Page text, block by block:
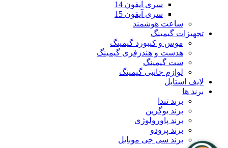
سری آیفون 14
سری آیفون 15
ساعت هوشمند
تجهیزات گیمینگ
موس و کیبورد گیمینگ
هدست و هندزفری گیمینگ
ست گیمینگ
لوازم جانبی گیمینگ
لایف استایل
برند ها
برند تندا
برند یوگرین
برند پاورولوژی
برند پرودو
برند سی جی موبایل